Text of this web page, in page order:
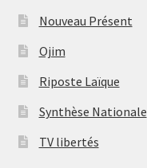
Nouveau Présent
Ojim
Riposte Laïque
Synthèse Nationale
TV libertés